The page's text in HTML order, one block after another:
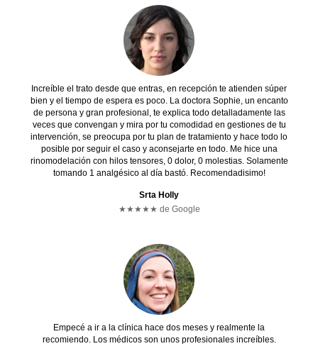
Increíble el trato desde que entras, en recepción te atienden súper
bien y el tiempo de espera es poco. La doctora Sophie, un encanto
de persona y gran profesional, te explica todo detalladamente las
veces que convengan y mira por tu comodidad en gestiones de tu
intervención, se preocupa por tu plan de tratamiento y hace todo lo
posible por seguir el caso y aconsejarte en todo. Me hice una
rinomodelación con hilos tensores, 0 dolor, 0 molestias. Solamente
tomando 1 analgésico al día bastó. Recomendadisimo!
Srta Holly
★★★★★ de Google
Empecé a ir a la clínica hace dos meses y realmente la
recomiendo. Los médicos son unos profesionales increíbles.